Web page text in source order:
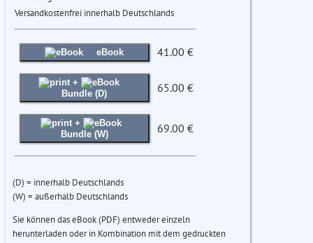
Versandkostenfrei innerhalb Deutschlands
eBook 41.00 €
+
Bundle (D)
65.00 €
+
Bundle (W)
69.00 €
(D) = innerhalb Deutschlands
(W) = außerhalb Deutschlands
Sie können das eBook (PDF) entweder einzeln
herunterladen oder in Kombination mit dem gedruckten